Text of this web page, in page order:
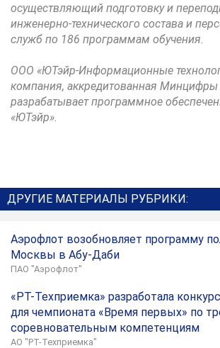
осуществляющий подготовку и
инженерно-технического состава и
служб по 186 программам обучения.
ООО «ЮТэйр-Информационные
компания, аккредитованная
разрабатывает программное
«ЮТэйр».
ДРУГИЕ МАТЕРИАЛЫ РУБРИКИ:
Аэрофлот возобновляет программу
Москвы в Абу-Даби
ПАО "Аэрофлот"
«РТ-Техприемка» разработала
для чемпионата «Время первых» по
соревновательным компетенциям
АО "РТ-Техприемка"